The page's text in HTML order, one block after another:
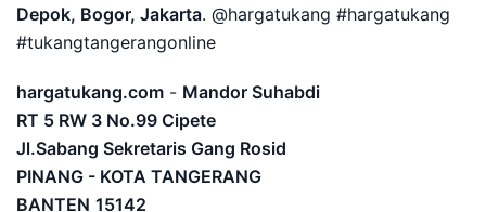
Depok, Bogor, Jakarta. @hargatukang #hargatukang
#tukangtangerangonline
hargatukang.com - Mandor Suhabdi
RT 5 RW 3 No.99 Cipete
Jl.Sabang Sekretaris Gang Rosid
PINANG - KOTA TANGERANG
BANTEN 15142